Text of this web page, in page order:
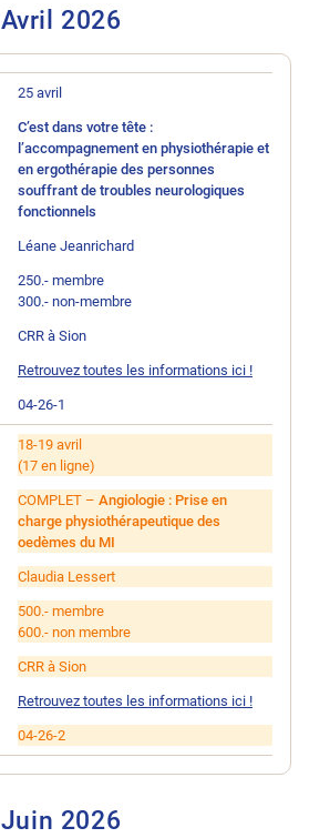
Avril 2026
PrixLieuDétails
25 avril
C’est dans votre tête :
l’accompagnement en physiothérapie et
en ergothérapie des personnes
souffrant de troubles neurologiques
fonctionnels
Léane Jeanrichard
250.- membre
300.- non-membre
CRR à Sion
Retrouvez toutes les informations ici !
04-26-1
18-19 avril
(17 en ligne)
COMPLET – Angiologie : Prise en
charge physiothérapeutique des
oedèmes du MI
Claudia Lessert
500.- membre
600.- non membre
CRR à Sion
Retrouvez toutes les informations ici !
04-26-2
Juin 2026